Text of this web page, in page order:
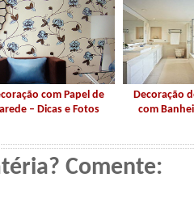
com Papel de
– Dicas e Fotos
Decoração
com
Comente: